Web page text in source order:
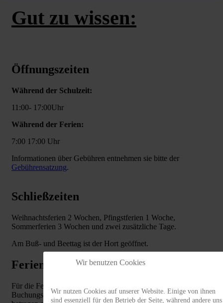
Gut zu wissen:
Öffnungszeiten
Während der Schulzeit:
11:00- 17:00Uhr
Während der Ferien:
7:00 17:00 Uhr
Informationen über Gebühren entnehmen sie bitte der
Gebührensatzung.
Schließzeiten
Weihnachtsferien 2 Wochen, Pfingstferien 1 Woche,
Sommerferien 3 Wochen und zwei zusätzliche Tage.
Am Buß- und Beettag ist der Hort geöffnet.
Ferienbuchungen
Für die Ferienbuchungen werden entsprechend der
Buchungskategorie zusätzliche Gebühren erhoben. Diese
Wir benutzen Cookies
Wir nutzen Cookies auf unserer Website. Einige von ihnen
sind essenziell für den Betrieb der Seite, während andere uns